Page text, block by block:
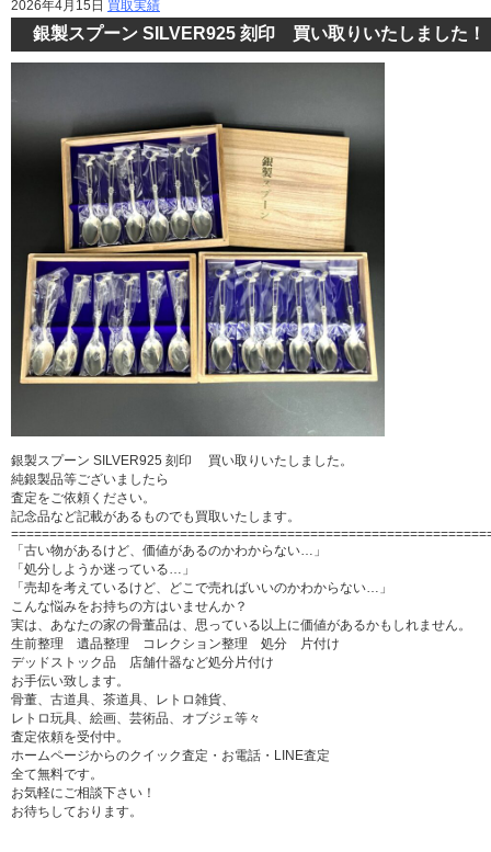
2026年4月15日 買取実績
銀製スプーン SILVER925 刻印 買い取りいたしました！
銀製スプーン SILVER925 刻印 買い取りいたしました。
純銀製品等ございましたら
査定をご依頼ください。
記念品など記載があるものでも買取いたします。
「古い物があるけど、価値があるのかわからない…」
「処分しようか迷っている…」
「売却を考えているけど、どこで売ればいいのかわからない…」
こんな悩みをお持ちの方はいませんか？
実は、あなたの家の骨董品は、思っている以上に価値があるかもしれません。
生前整理 遺品整理 コレクション整理 処分 片付け
デッドストック品 店舗什器など処分片付け
お手伝い致します。
骨董、古道具、茶道具、レトロ雑貨、
レトロ玩具、絵画、芸術品、オブジェ等々
査定依頼を受付中。
ホームページからのクイック査定・お電話・LINE査定
全て無料です。
お気軽にご相談下さい！
お待ちしております。